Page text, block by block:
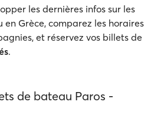
les dernières infos sur les
Grèce, comparez les horaires
et réservez vos billets de
.
de bateau Paros -